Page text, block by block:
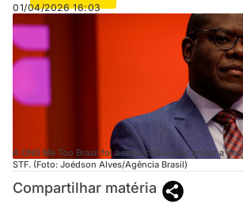
01/04/2026 16:03
A ONG Me Too Brasil foi a responsável por enviar a
STF. (Foto: Joédson Alves/Agência Brasil)
Compartilhar matéria